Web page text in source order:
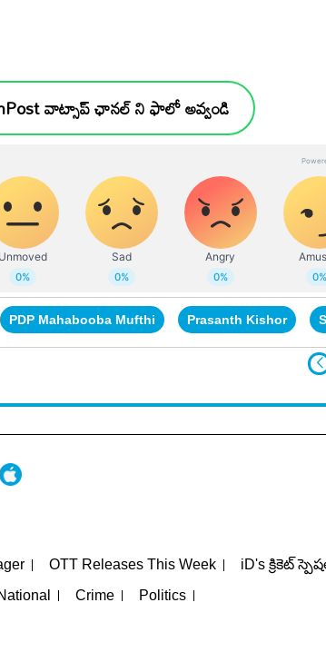
వాట్సాప్ ఛానల్ ని ఫాలో అవ్వండి
PDP Mahabooba Mufthi Prasanth Kishor
OTT Releases This Week iD's క్రికెట్
Crime Politics